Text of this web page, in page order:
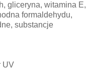
gliceryna, witamina E,
formaldehydu,
substancje
UV